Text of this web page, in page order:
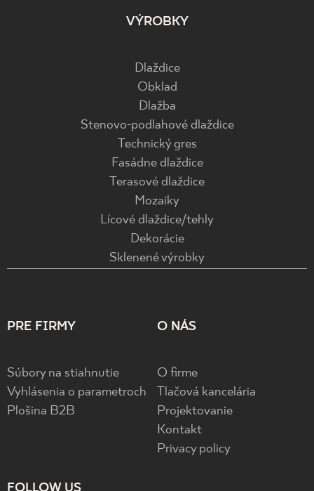
VÝROBKY
Dlaždice
Obklad
Dlažba
Stenovo-podlahové dlaždice
Technický gres
Fasádne dlaždice
Terasové dlaždice
Mozaiky
Lícové dlaždice/tehly
Dekorácie
Sklenené výrobky
PRE FIRMY
Súbory na stiahnutie
Vyhlásenia o parametroch
Plošina B2B
O NÁS
O firme
Tlačová kancelária
Projektovanie
Kontakt
Privacy policy